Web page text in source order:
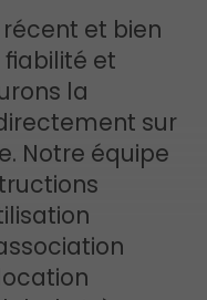
et bien
et
la
sur
Notre équipe